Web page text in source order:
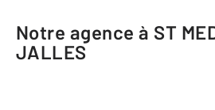
Notre agence à ST
JALLES